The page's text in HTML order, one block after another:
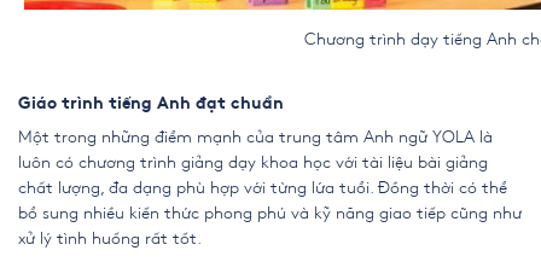
Chương trình dạy tiếng Anh cho trẻ
Giáo trình tiếng Anh đạt chuẩn
Một trong những điểm mạnh của trung tâm Anh ngữ YOLA là
luôn có chương trình giảng dạy khoa học với tài liệu bài giảng
chất lượng, đa dạng phù hợp với từng lứa tuổi. Đồng thời có thể
bổ sung nhiều kiến thức phong phú và kỹ năng giao tiếp cũng như
xử lý tình huống rất tốt.